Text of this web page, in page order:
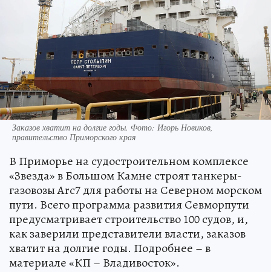
Заказов хватит на долгие годы. Фото: Игорь Новиков,
правительство Приморского края
В Приморье на судостроительном комплексе
«Звезда» в Большом Камне строят танкеры-
газовозы Arc7 для работы на Северном морском
пути. Всего программа развития Севморпути
предусматривает строительство 100 судов, и,
как заверили представители власти, заказов
хватит на долгие годы. Подробнее – в
материале «КП – Владивосток».